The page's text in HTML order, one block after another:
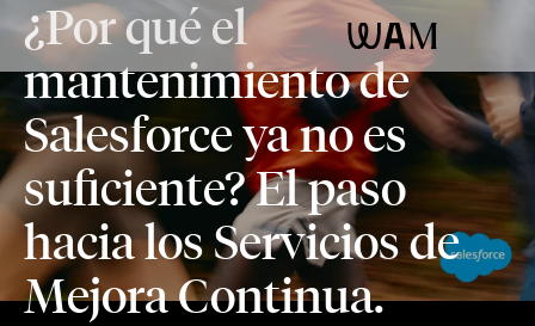
WAM
¿Por qué el
mantenimiento de
Salesforce ya no es
suficiente? El paso
hacia los Servicios de
Mejora Continua.